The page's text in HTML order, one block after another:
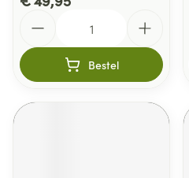
Bestel